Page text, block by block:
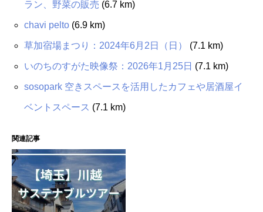
ラン、野菜の販売 (6.7 km)
chavi pelto(6.9 km)
草加宿場まつり：2024年6月2日（日） (7.1 km)
いのちのすがた映像祭：2026年1月25日 (7.1 km)
sosopark 空きスペースを活用したカフェや居酒屋イ
ベントスペース (7.1 km)
関連記事